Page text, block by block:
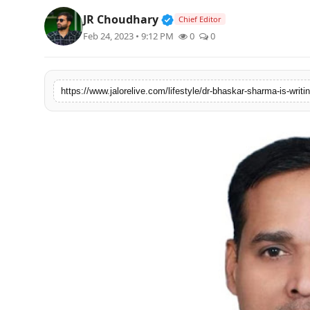
लाइफस्टाइल JR Choudhary Verified Public Figure •
Chief Editor
Feb 24, 2023 • 9:12 PM 0 0
https://www.jalorelive.com/lifestyle/dr-bhaskar-sharma-is-